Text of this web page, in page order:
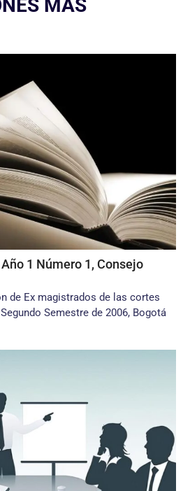
MÁS
1 Número 1, Consejo
de Ex magistrados de las cortes
Semestre de 2006, Bogotá